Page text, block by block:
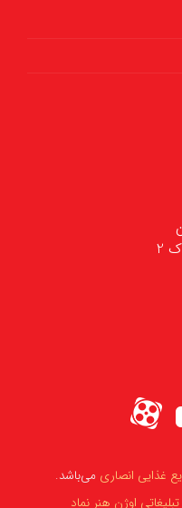
2
غذایی انصاری می‌باشد.
اوژن هنر نماد